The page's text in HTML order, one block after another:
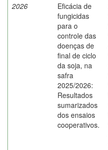
2026
Eficácia de
fungicidas
para o
controle das
doenças de
final de ciclo
da soja, na
safra
2025/2026:
Resultados
sumarizados
dos ensaios
cooperativos.